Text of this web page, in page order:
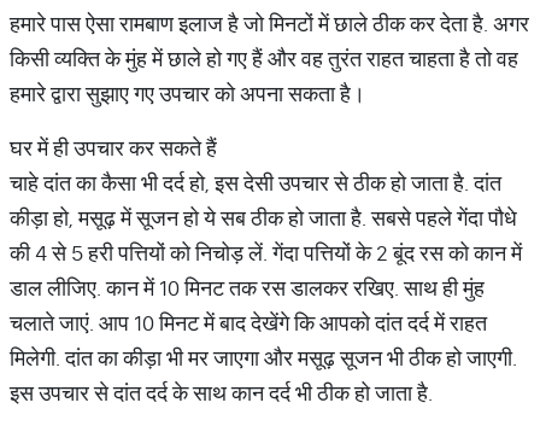
हमारे पास ऐसा रामबाण इलाज है जो मिनटों में छाले ठीक कर देता है. अगर
किसी व्यक्ति के मुंह में छाले हो गए हैं और वह तुरंत राहत चाहता है तो वह
हमारे द्वारा सुझाए गए उपचार को अपना सकता है।
घर में ही उपचार कर सकते हैं
चाहे दांत का कैसा भी दर्द हो, इस देसी उपचार से ठीक हो जाता है. दांत
कीड़ा हो, मसूढ़ में सूजन हो ये सब ठीक हो जाता है. सबसे पहले गेंदा पौधे
की 4 से 5 हरी पत्तियों को निचोड़ लें. गेंदा पत्तियों के 2 बूंद रस को कान में
डाल लीजिए. कान में 10‌ मिनट तक रस डालकर रखिए. साथ ही मुंह
चलाते जाएं. आप 10 मिनट में बाद देखेंगे कि आपको दांत दर्द में राहत
मिलेगी. दांत का कीड़ा भी मर जाएगा और मसूढ़ सूजन भी ठीक हो जाएगी.
इस उपचार से दांत दर्द के साथ कान दर्द भी ठीक हो जाता है.